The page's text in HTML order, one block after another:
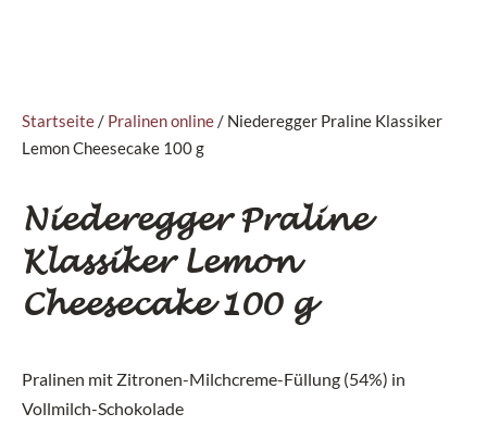
Startseite/ Pralinen online/ Niederegger Praline Klassiker
Lemon Cheesecake 100 g
Niederegger Praline
Klassiker Lemon
Cheesecake 100 g
Pralinen mit Zitronen-Milchcreme-Füllung (54%) in
Vollmilch-Schokolade